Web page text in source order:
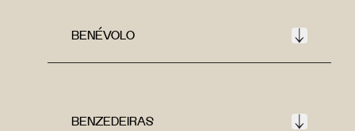
BENÉVOLO
BENZEDEIRAS